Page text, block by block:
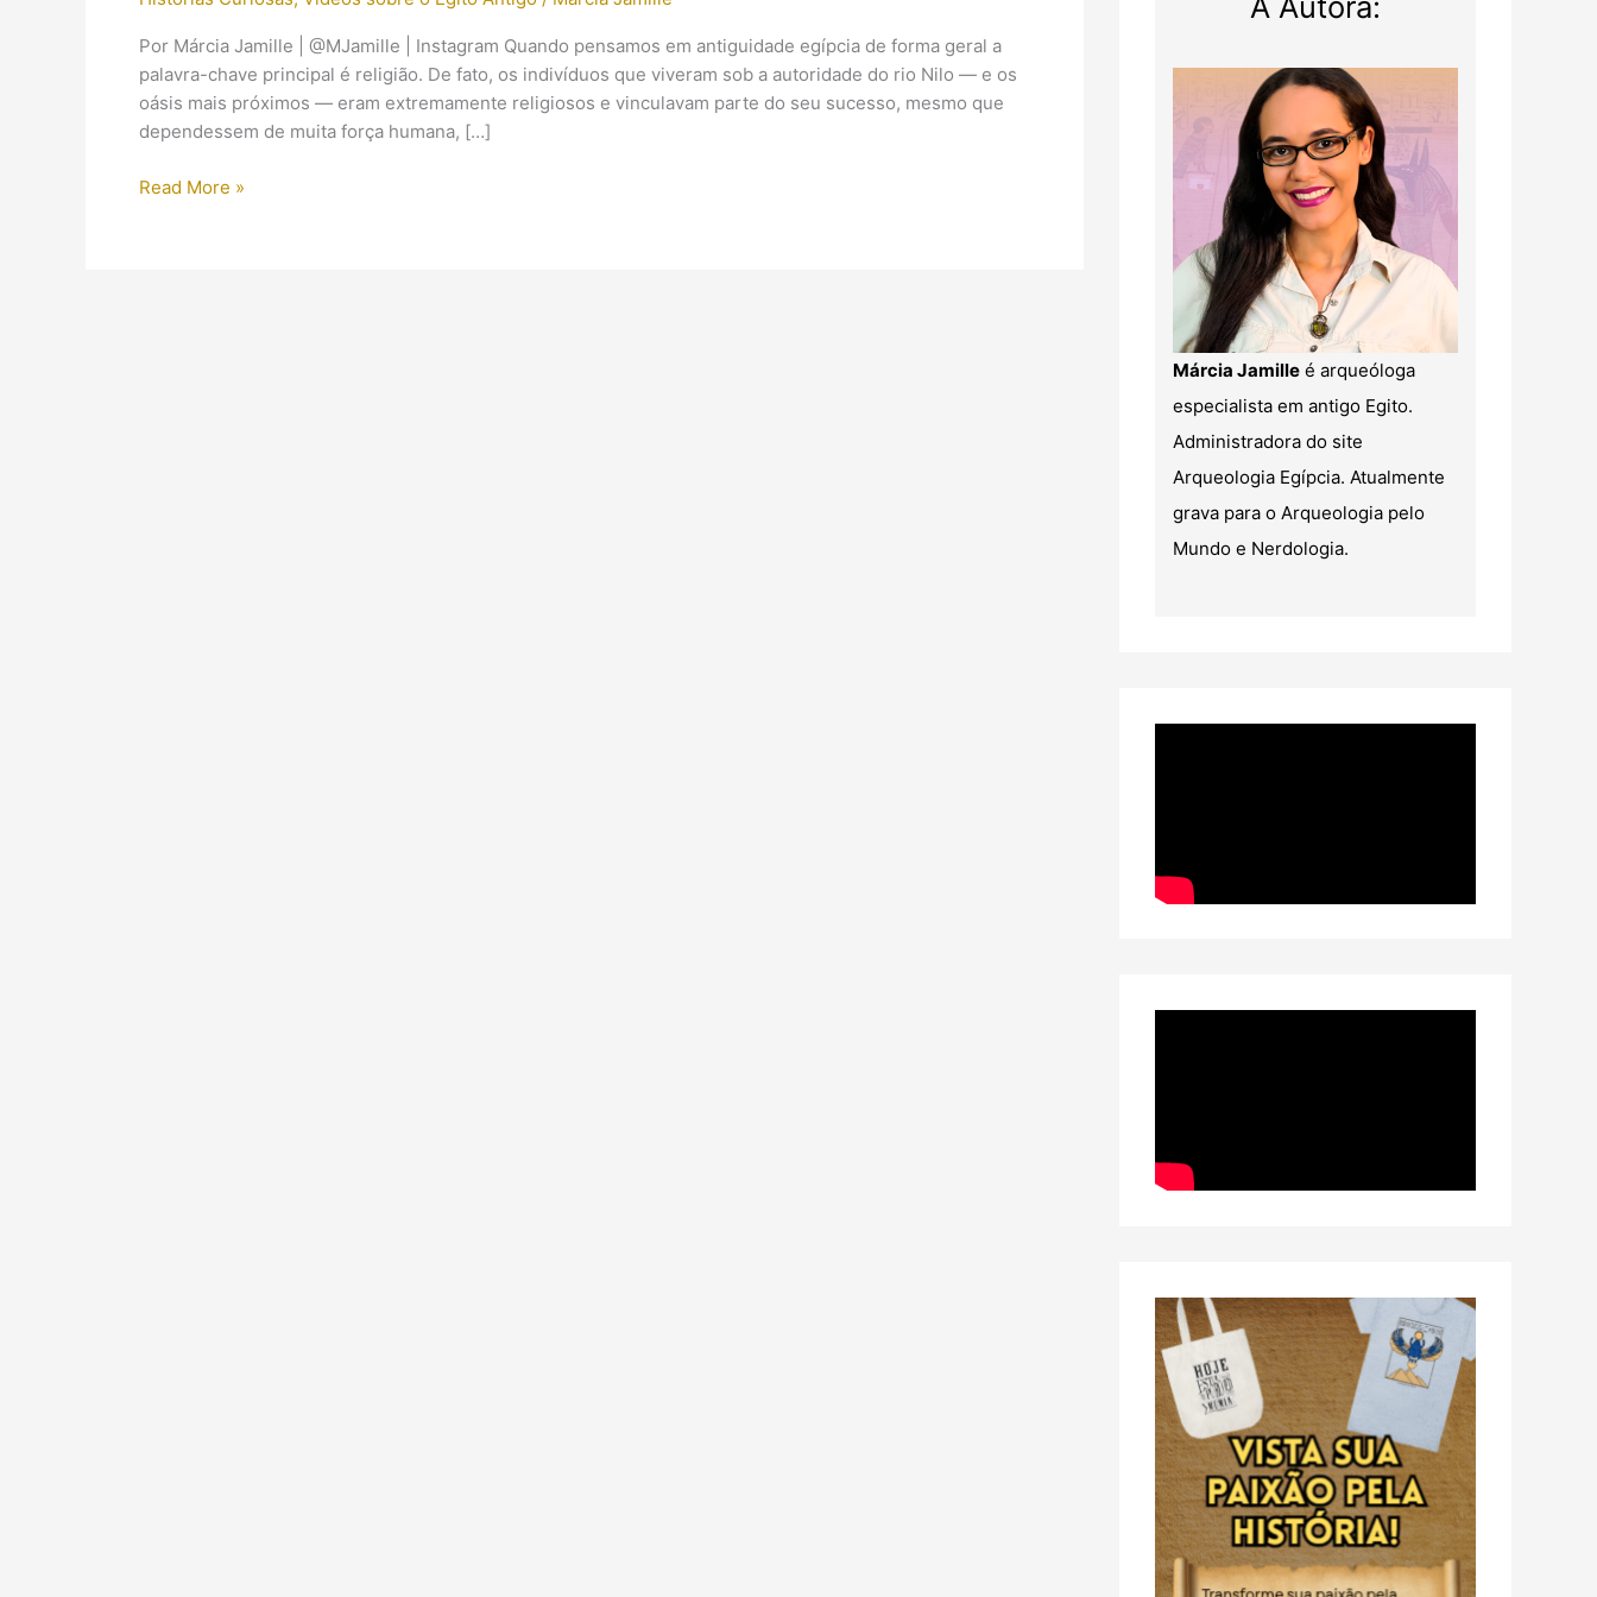
Por Márcia Jamille | @MJamille | Instagram Quando pensamos em antiguidade egípcia de forma geral a
palavra-chave principal é religião. De fato, os indivíduos que viveram sob a autoridade do rio Nilo — e os
oásis mais próximos — eram extremamente religiosos e vinculavam parte do seu sucesso, mesmo que
dependessem de muita força humana, […]
Amuletos
Read More »
Márcia Jamille é arqueóloga
especialista em antigo Egito.
Administradora do site
Arqueologia Egípcia. Atualmente
grava para o Arqueologia pelo
Mundo e Nerdologia.